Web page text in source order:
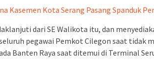
Kasemen Kota Serang Pasang Spanduk
dari SE Walikota itu, dan
pegawai Pemkot Cilegon saat tidak
Banten Raya saat ditemui di Terminal